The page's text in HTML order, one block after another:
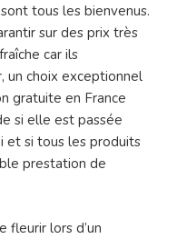
tous les bienvenus.
sur des prix très
car ils
un choix exceptionnel
gratuite en France
si elle est passée
et si tous les produits
prestation de
fleurir lors d’un